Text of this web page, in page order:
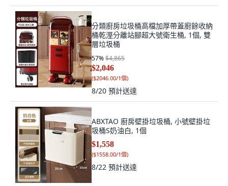
分類廚房垃圾桶高檔加厚帶蓋廚餘收納
桶乾溼分離站腳超大號衛生桶, 1個, 雙
層垃圾桶
57%$4,865
$2,046
($2046.00/1個)
8/20 預計送達
ABXTAO 廚房壁掛垃圾桶, 小號壁掛垃
圾桶S奶油白, 1個
$1,558
($1558.00/1個)
8/22 預計送達